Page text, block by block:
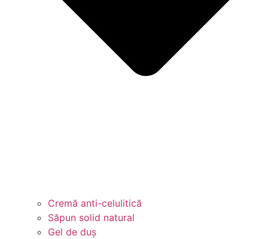
Cremă anti-celulitică
Săpun solid natural
Gel de duș